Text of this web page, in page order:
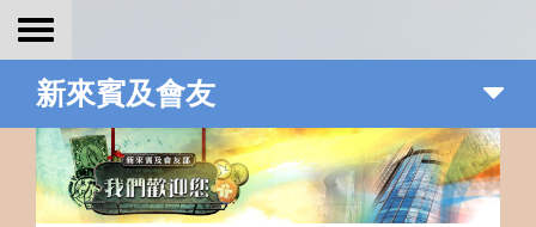
Toggle
新來賓及會友